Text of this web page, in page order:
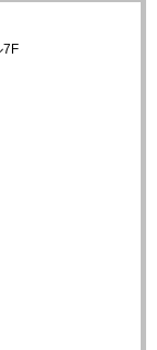
7F